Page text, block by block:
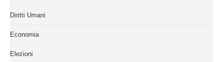
Diritti Umani
Economia
Elezioni